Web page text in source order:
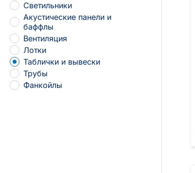
Светильники
Акустические панели и
баффлы
Вентиляция
Лотки
Таблички и вывески
Трубы
Фанкойлы